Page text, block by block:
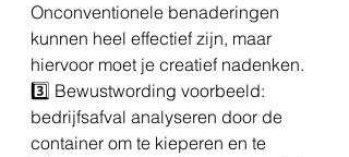
Onconventionele benaderingen
kunnen heel effectief zijn, maar
hiervoor moet je creatief nadenken.
3️⃣ Bewustwording voorbeeld:
bedrijfsafval analyseren door de
container om te kieperen en te